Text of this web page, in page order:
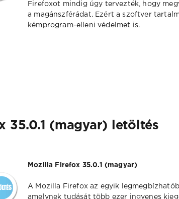
Firefoxot mindig úgy tervezték, hogy
a magánszférádat. Ezért a szoftver
kémprogram-elleni védelmet is.
35.0.1 (magyar) letöltés
Mozilla Firefox 35.0.1 (magyar)
A Mozilla Firefox az egyik
amelynek tudását több ezer ingyenes